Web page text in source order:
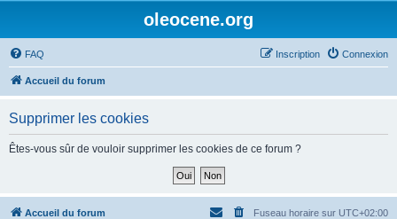
oleocene.org
FAQ Connexion
Inscription
Accueil du forum
Supprimer les cookies
Êtes-vous sûr de vouloir supprimer les cookies de ce forum ?
Accueil du forum Fuseau horaire sur UTC+02:00